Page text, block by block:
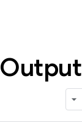
Output